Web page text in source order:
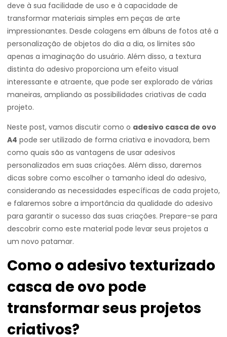
deve à sua facilidade de uso e à capacidade de
transformar materiais simples em peças de arte
impressionantes. Desde colagens em álbuns de fotos até a
personalização de objetos do dia a dia, os limites são
apenas a imaginação do usuário. Além disso, a textura
distinta do adesivo proporciona um efeito visual
interessante e atraente, que pode ser explorado de várias
maneiras, ampliando as possibilidades criativas de cada
projeto.
Neste post, vamos discutir como o adesivo casca de ovo
A4 pode ser utilizado de forma criativa e inovadora, bem
como quais são as vantagens de usar adesivos
personalizados em suas criações. Além disso, daremos
dicas sobre como escolher o tamanho ideal do adesivo,
considerando as necessidades específicas de cada projeto,
e falaremos sobre a importância da qualidade do adesivo
para garantir o sucesso das suas criações. Prepare-se para
descobrir como este material pode levar seus projetos a
um novo patamar.
Como o adesivo texturizado
casca de ovo pode
transformar seus projetos
criativos?